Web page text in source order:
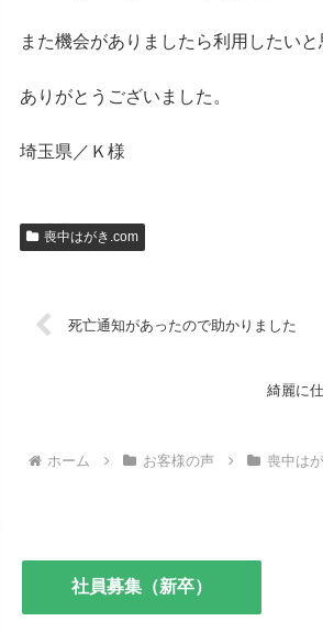
また機会がありましたら利用したいと
ありがとうございました。
埼玉県／Ｋ様
喪中はがき.com
死亡通知があったので助かりました
綺麗に
ホーム お客様の声 喪中は
社員募集（新卒）